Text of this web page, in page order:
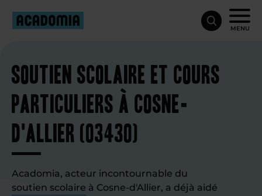
MENU
Soutien scolaire et cours
particuliers à Cosne-
d'Allier (03430)
Acadomia, acteur incontournable du
soutien scolaire à Cosne-d'Allier, a déjà aidé